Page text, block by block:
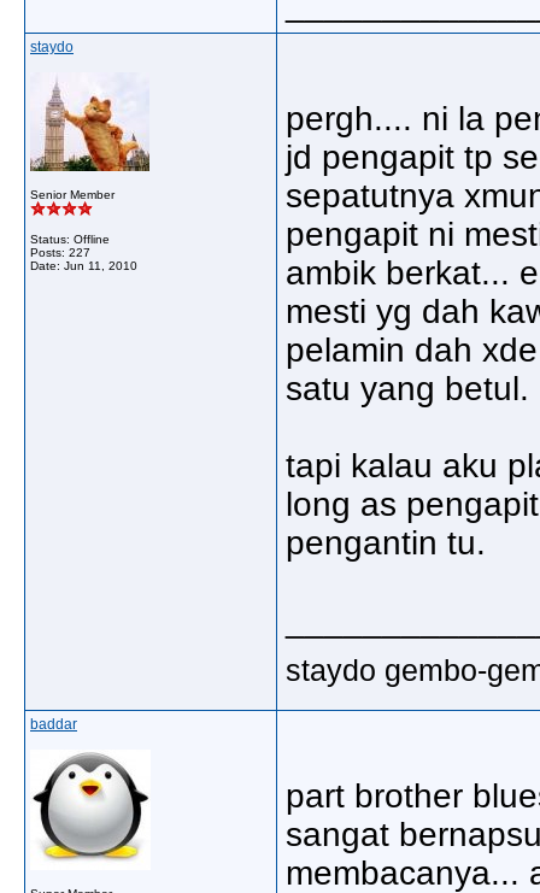
staydo
Senior Member
Status: Offline
Posts: 227
Date: Jun 11, 2010
pergh.... ni la
jd pengapit tp
sepatutnya
pengapit ni
ambik berkat...
mesti yg dah
pelamin dah
satu yang betul.
tapi kalau aku
long as
pengantin tu.
staydo gembo-
baddar
part brother
sangat
membacanya...